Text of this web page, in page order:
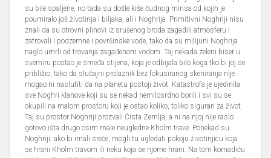
su bile spaljene, no tada su došle kiše čudnog mirisa od kojih je
poumiralo još životinja i biljaka, ali i Noghrija. Primitivni Noghriji nisu
znali da su otrovni plinovi iz srušenog broda zagadili atmosferu i
zatrovali i podzemne i površinske vode, tako da su milijuni Noghrija
naglo umrli od trovanja zagađenom vodom. Taj nekada zeleni biser u
svemiru postao je smeđa stijena, koja je odbijala bilo koga tko bi joj se
približio, tako da slučajni prolaznik bez fokusiranog skeniranja nije
mogao ni naslutiti da na planetu postoji život. Katastrofa je ujedinila
sve Noghri klanove koji su se nekad nemilosrdno borili i svi su se
okupili na malom prostoru koji je ostao koliko, toliko siguran za život.
Taj su prostor Noghriji prozvali Čista Zemlja, a ni na njoj nije raslo
gotovo išta drugo osim male neugledne Kholm trave. Ponekad su
Noghriji, ako bi imali sreće, mogli tu ugledati pokoju životinjicu koja
se hrani Kholm travom ili neku koja se njome hrani. Na tom komadiću